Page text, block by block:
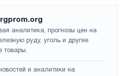
аналитика, прогнозы цен на
руду, уголь и другие
товары.
и аналитики на